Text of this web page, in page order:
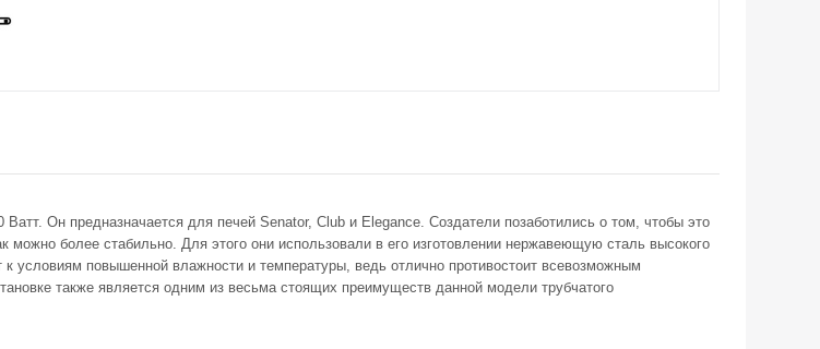
Он предназначается для печей Senator, Club и Elegance. Создатели позаботились о том, чтобы это
можно более стабильно. Для этого они использовали в его изготовлении нержавеющую сталь высокого
к условиям повышенной влажности и температуры, ведь отлично противостоит всевозможным
также является одним из весьма стоящих преимуществ данной модели трубчатого